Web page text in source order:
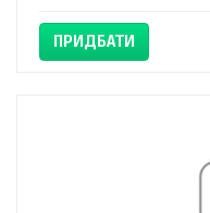
ПРИДБАТИ